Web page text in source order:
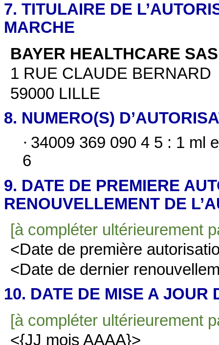
7. TITULAIRE DE
MARCHE
BAYER HEALTHCARE SAS
1 RUE CLAUDE BERNARD
59000 LILLE
8. NUMERO(S)
· 34009 369 090 4 5 : 1 ml
6
9. DATE DE PREMIERE
RENOUVELLEMENT DE
[à compléter ultérieurement
<Date de première
<Date de dernier
10. DATE DE MISE A JOUR
[à compléter ultérieurement
<{JJ mois AAAA}>